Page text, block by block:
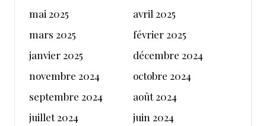
mai 2025
avril 2025
mars 2025
février 2025
janvier 2025
décembre 2024
novembre 2024
octobre 2024
septembre 2024
août 2024
juillet 2024
juin 2024